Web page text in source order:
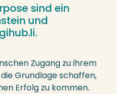
sind ein
und
Zugang zu ihrem
Grundlage schaffen,
Erfolg zu kommen.